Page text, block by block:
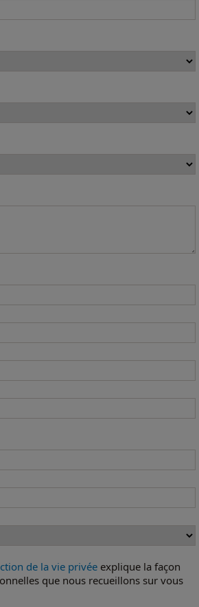
de la vie privée explique la façon
que nous recueillons sur vous